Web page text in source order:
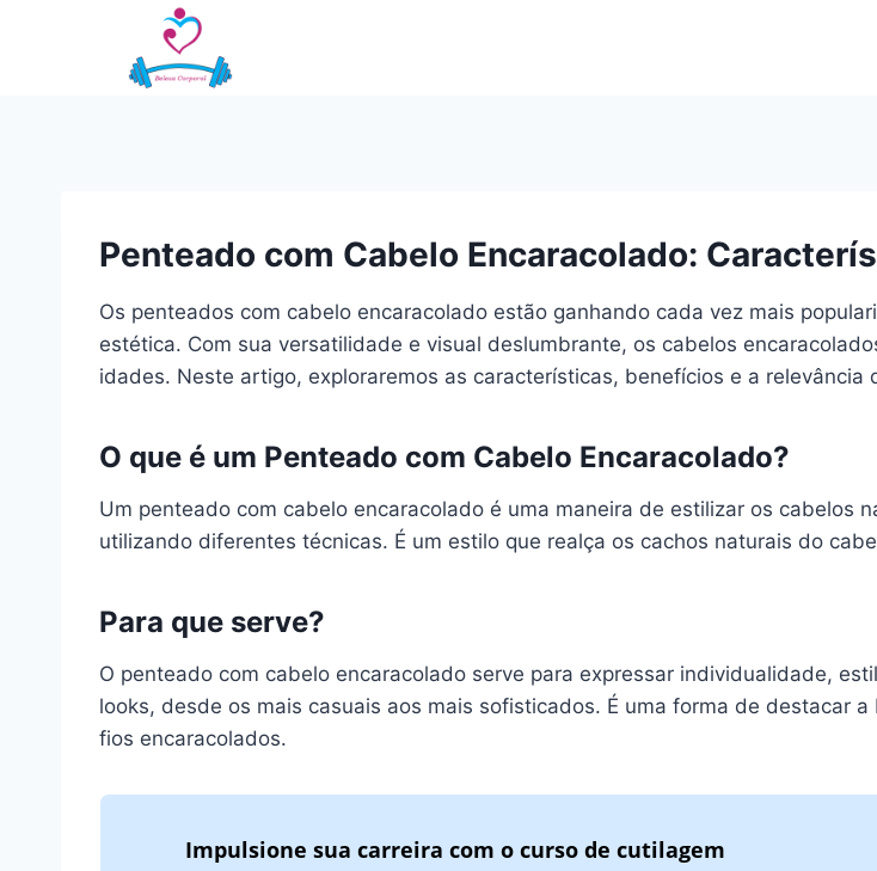
Penteado com Cabelo Encaracolado:
Os penteados com cabelo encaracolado estão ganhando cada vez mais
estética. Com sua versatilidade e visual deslumbrante, os cabelos
idades. Neste artigo, exploraremos as características, benefícios e a
O que é um Penteado com Cabelo Encaracolado?
Um penteado com cabelo encaracolado é uma maneira de estilizar os cabelos
utilizando diferentes técnicas. É um estilo que realça os cachos naturais do
Para que serve?
O penteado com cabelo encaracolado serve para expressar individualidade,
looks, desde os mais casuais aos mais sofisticados. É uma forma de destacar
fios encaracolados.
Impulsione sua carreira com o curso de cutilagem